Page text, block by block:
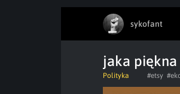
sykofant
jaka
Polityka #etsy